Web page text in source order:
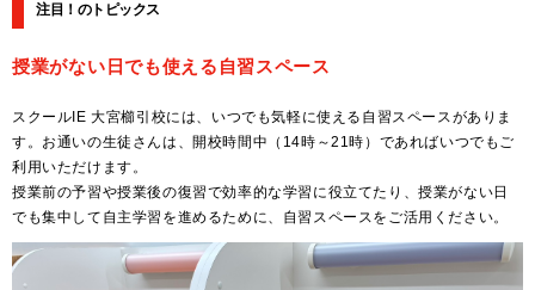
注目！のトピックス
授業がない日でも使える自習スペース
スクールIE 大宮櫛引校には、いつでも気軽に使える自習スペースがありま
す。お通いの生徒さんは、開校時間中（14時～21時）であればいつでもご
利用いただけます。
授業前の予習や授業後の復習で効率的な学習に役立てたり、授業がない日
でも集中して自主学習を進めるために、自習スペースをご活用ください。